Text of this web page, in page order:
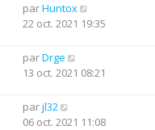
parHuntox
22 oct. 2021 19:35
parDrge
13 oct. 2021 08:21
parjl32
06 oct. 2021 11:08